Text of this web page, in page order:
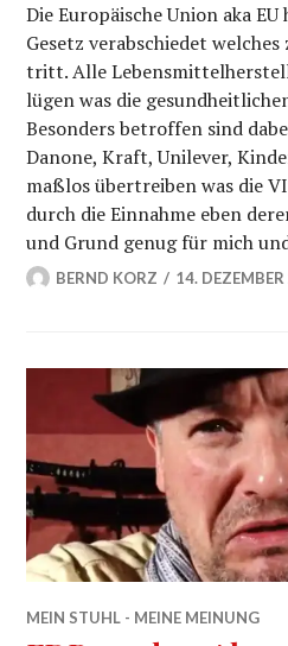
Die Europäische Union aka
Gesetz verabschiedet
tritt. Alle
lügen was die
Besonders betroffen sind
Danone, Kraft, Unilever,
maßlos übertreiben was die
durch die Einnahme eben
und Grund genug für mich
BERND KORZ 14.
MEIN STUHL - MEINE MEINUNG